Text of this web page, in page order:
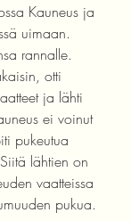
Kauneus ja
uimaan.
rannalle.
otti
ja lähti
ei voinut
pukeutua
lähtien on
vaatteissa
pukua.